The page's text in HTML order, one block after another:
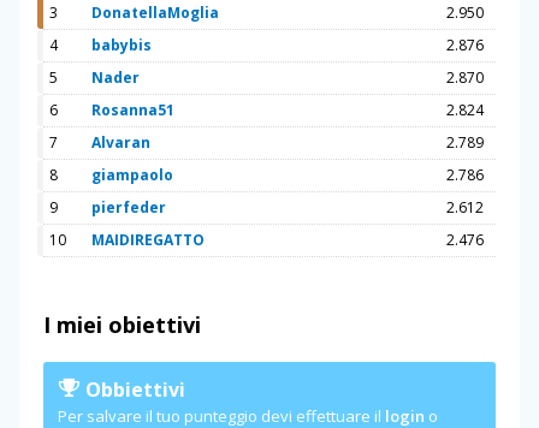
3
DonatellaMoglia
2.950
4
babybis
2.876
5
Nader
2.870
6
Rosanna51
2.824
7
Alvaran
2.789
8
giampaolo
2.786
9
pierfeder
2.612
10
MAIDIREGATTO 2.476
I miei obiettivi
Obbiettivi
Per salvare il tuo punteggio devi effettuare il login o